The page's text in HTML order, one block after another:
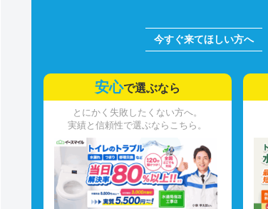
安心で選ぶなら
とにかく失敗したくない方へ。
実績と信頼性で選ぶならこちら。